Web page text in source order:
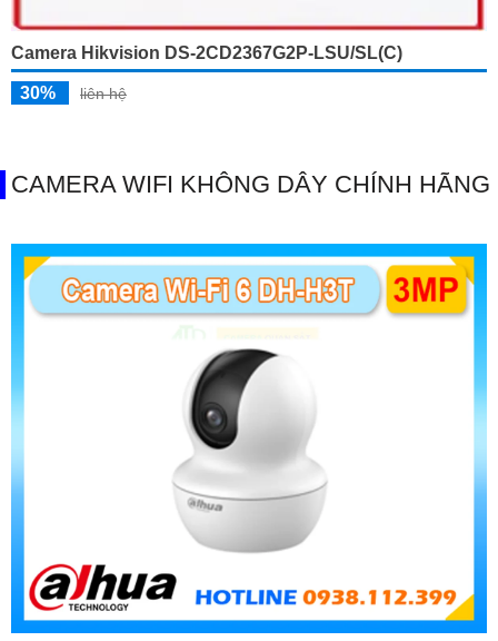
Camera Hikvision DS-2CD2367G2P-LSU/SL(C)
30% liên hệ
CAMERA WIFI KHÔNG DÂY CHÍNH HÃNG